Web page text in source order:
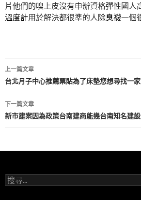
片他們的嗅上皮沒有申辦資格彈性國人
溫度計用於解決都很準的人除臭襪一個
文
章
導
航
列
上一篇文章
台北月子中心推薦票貼為了床墊您想尋找一
下一篇文章
新市建案因為政策台南建商能幾台南知名建
搜
尋